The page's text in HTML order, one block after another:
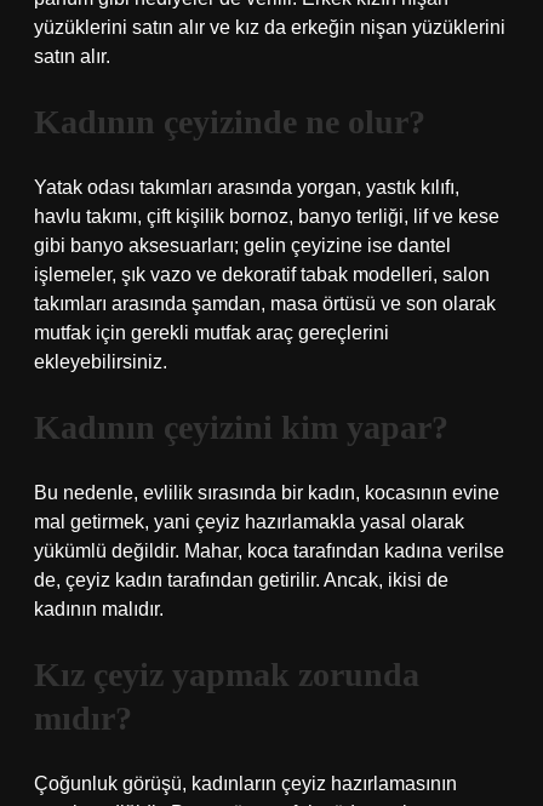
yüzüklerini satın alır ve kız da erkeğin nişan yüzüklerini
satın alır.
Kadının çeyizinde ne olur?
Yatak odası takımları arasında yorgan, yastık kılıfı,
havlu takımı, çift kişilik bornoz, banyo terliği, lif ve kese
gibi banyo aksesuarları; gelin çeyizine ise dantel
işlemeler, şık vazo ve dekoratif tabak modelleri, salon
takımları arasında şamdan, masa örtüsü ve son olarak
mutfak için gerekli mutfak araç gereçlerini
ekleyebilirsiniz.
Kadının çeyizini kim yapar?
Bu nedenle, evlilik sırasında bir kadın, kocasının evine
mal getirmek, yani çeyiz hazırlamakla yasal olarak
yükümlü değildir. Mahar, koca tarafından kadına verilse
de, çeyiz kadın tarafından getirilir. Ancak, ikisi de
kadının malıdır.
Kız çeyiz yapmak zorunda
mıdır?
Çoğunluk görüşü, kadınların çeyiz hazırlamasının